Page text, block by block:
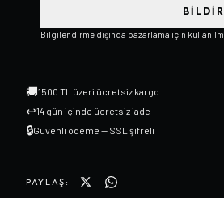
BILDIR
Bilgilendirme dışında pazarlama için
🚚1500 TL üzeri ücretsiz kargo
↩14 gün içinde ücretsiz iade
🔒Güvenli ödeme — SSL şifreli
PAYLAŞ: